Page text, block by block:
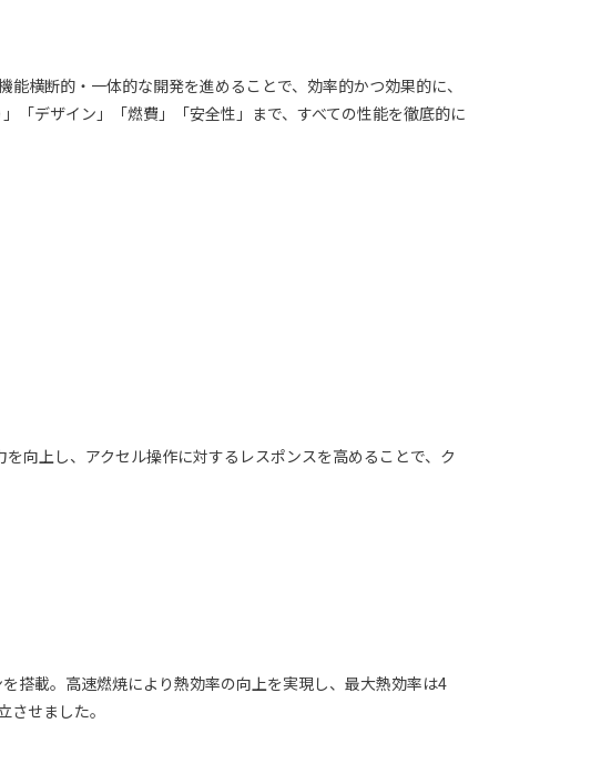
横断的・一体的な開発を進めることで、効率的かつ効果的に、
「デザイン」「燃費」「安全性」まで、すべての性能を徹底的に
向上し、アクセル操作に対するレスポンスを高めることで、ク
搭載。高速燃焼により熱効率の向上を実現し、最大熱効率は4
せました。